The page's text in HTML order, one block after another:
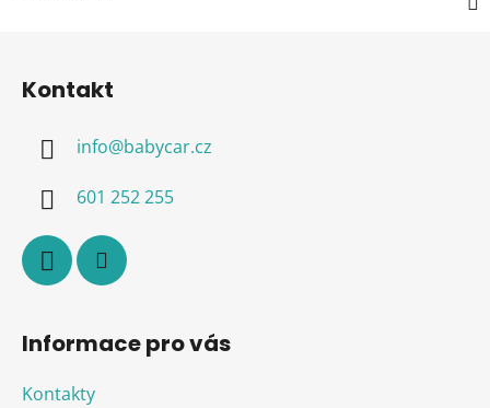
Kontakt
info@babycar.cz
601 252 255
Informace pro vás
Kontakty